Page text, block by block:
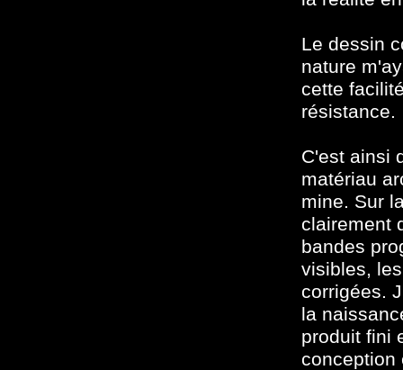
Le dessin
nature
cette
résistance.
C'est ainsi
matériau
mine. Sur
clairement
bandes
visibles,
corrigées.
la
produit fini
conception